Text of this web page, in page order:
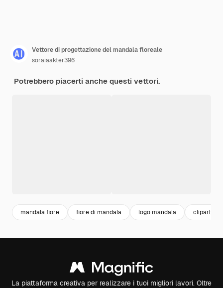
Vettore di progettazione del mandala floreale
soraiaakter396
Potrebbero piacerti anche questi vettori.
mandala fiore fiore di mandala logo mandala clipart
La piattaforma creativa per realizzare i tuoi migliori lavori. Oltre